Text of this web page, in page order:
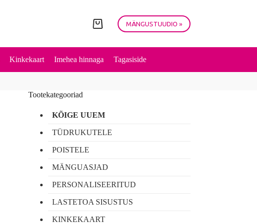
Shopping
MÄNGUSTUUDIO »
Kinkekaart Imehea hinnaga Tagasiside
Tootekategooriad
KÕIGE UUEM
TÜDRUKUTELE
POISTELE
MÄNGUASJAD
PERSONALISEERITUD
LASTETOA SISUSTUS
KINKEKAART